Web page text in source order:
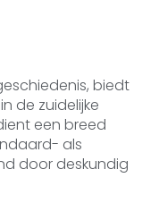
biedt
de zuidelijke
een breed
als
door deskundig